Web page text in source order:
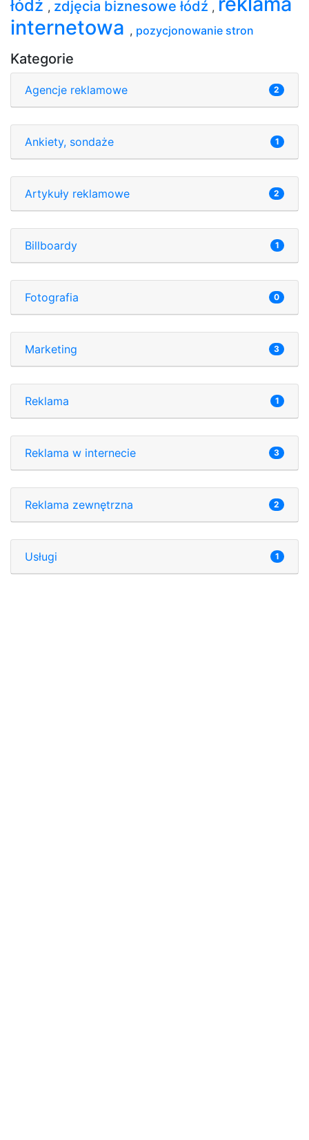
łódź , zdjęcia biznesowe łódź ,
internetowa , pozycjonowanie stron
Kategorie
Agencje reklamowe 2
Ankiety, sondaże 1
Artykuły reklamowe 2
Billboardy 1
Fotografia 0
Marketing 3
Reklama 1
Reklama w internecie 3
Reklama zewnętrzna 2
Usługi 1